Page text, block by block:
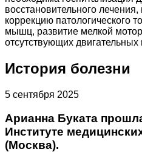
восстановительного
коррекцию патологического
мышц, развитие мелкой
отсутствующих
История болезни
5 сентября 2025
Арианна Буката
Институте
(Москва).